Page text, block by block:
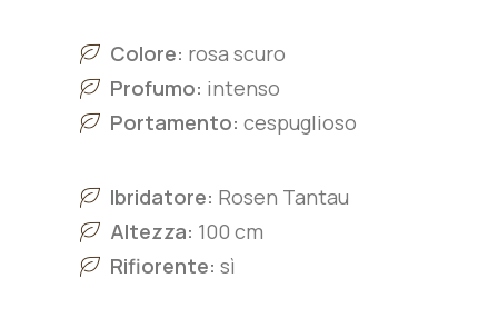
Colore: rosa scuro
Profumo: intenso
Portamento: cespuglioso
Ibridatore: Rosen Tantau
Altezza: 100 cm
Rifiorente: sì